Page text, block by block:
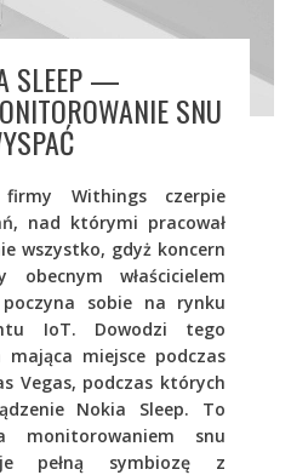
SLEEP —
SNU
Withings czerpie
nad którymi pracował
wszystko, gdyż koncern
obecnym właścicielem
sobie na rynku
IoT. Dowodzi tego
mająca miejsce podczas
Vegas, podczas których
Nokia Sleep. To
monitorowaniem snu
pełną symbiozę z